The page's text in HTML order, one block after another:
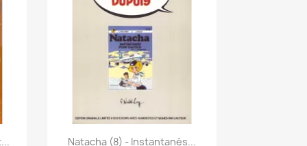
 Vista rápida
Natacha (8) - Instantanés...